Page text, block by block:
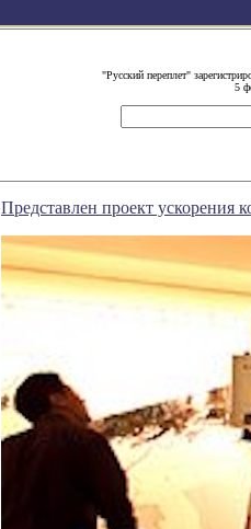
"Русский переплет"
5
Представлен проект ускорения